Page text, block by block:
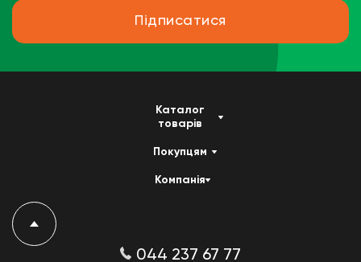
Підписатися
Каталог
товарів
Покупцям
Компанія
044 237 67 77